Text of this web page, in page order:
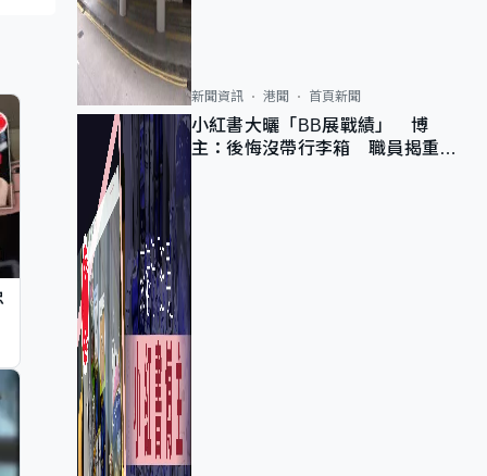
新聞資訊 港聞 首頁新聞
小紅書大曬「BB展戰績」 博
主：後悔沒帶行李箱 職員揭重複